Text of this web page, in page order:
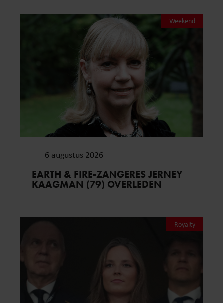
Weekend
6 augustus 2026
EARTH & FIRE-ZANGERES JERNEY
KAAGMAN (79) OVERLEDEN
Royalty